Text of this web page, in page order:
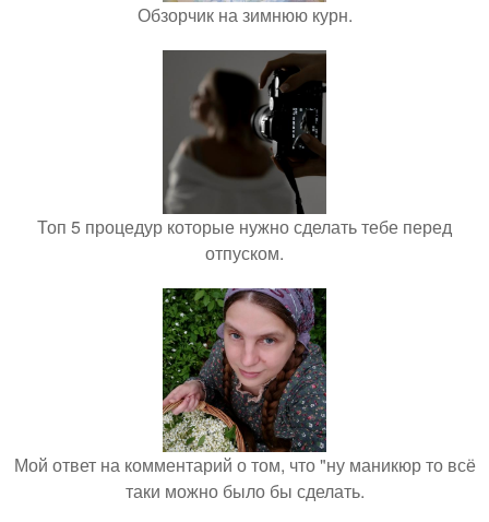
Обзорчик на зимнюю курн.
Топ 5 процедур которые нужно сделать тебе перед
отпуском.
Мой ответ на комментарий о том, что "ну маникюр то всё
таки можно было бы сделать.